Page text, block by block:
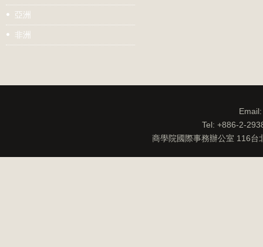
亞洲
非洲
Tel: +886-2-
商學院國際事務辦公室 116台